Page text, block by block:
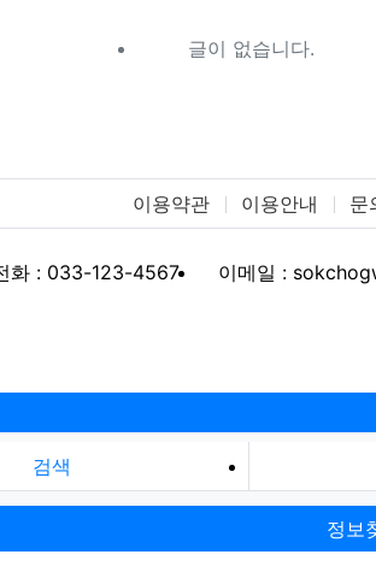
글이 없습니다.
이용약관 이용안내 문
화 : 033-123-4567 이메일 :
검색
정보